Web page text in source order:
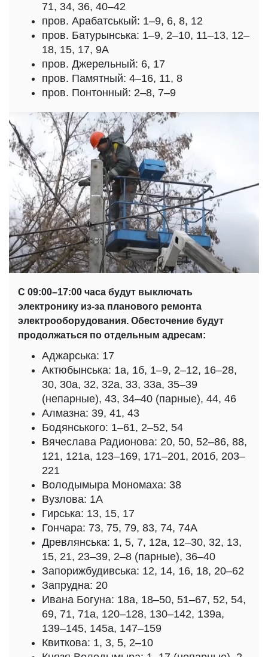
71, 34, 36, 40–42
пров. Арабатськый: 1–9, 6, 8, 12
пров. Батурынська: 1–9, 2–10, 11–13, 12–
18, 15, 17, 9А
пров. Джерельный: 6, 17
пров. Памятный: 4–16, 11, 8
пров. Понтонный: 2–8, 7–9
С 09:00–17:00 часа будут выключать
электронику из-за планового ремонта
электрооборудования. Обесточение будут
продолжаться по отдельным адресам:
Аджарська: 17
Актюбынська: 1а, 1б, 1–9, 2–12, 16–28,
30, 30а, 32, 32а, 33, 33а, 35–39
(непарные), 43, 34–40 (парные), 44, 46
Алмазна: 39, 41, 43
Бодянського: 1–61, 2–52, 54
Вячеслава Радионова: 20, 50, 52–86, 88,
121, 121а, 123–169, 171–201, 201б, 203–
221
Володымыра Мономаха: 38
Вузлова: 1А
Гирська: 13, 15, 17
Гончара: 73, 75, 79, 83, 74, 74А
Древлянська: 1, 5, 7, 12а, 12–30, 32, 13,
15, 21, 23–39, 2–8 (парные), 36–40
Запорижбудивська: 12, 14, 16, 18, 20–62
Запрудна: 20
Ивана Богуна: 18а, 18–50, 51–67, 52, 54,
69, 71, 71а, 120–128, 130–142, 139а,
139–145, 145а, 147–159
Квиткова: 1, 3, 5, 2–10